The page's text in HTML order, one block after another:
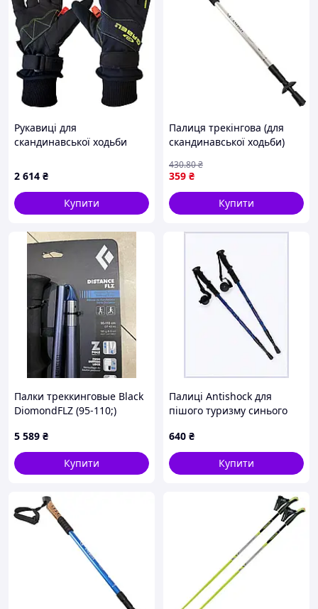
Рукавиці для
скандинавської ходьби
Black/Green M
(8015012100008)
2 614 ₴
Купити
Палиця трекінгова (для
скандинавської ходьби)
6998_Серебряный
359 ₴
430.80₴
Купити
Палки треккинговые Black
DiomondFLZ (95-110;)
5 589 ₴
Купити
Палиці Antishock для
пішого туризму синього
640 ₴
Купити